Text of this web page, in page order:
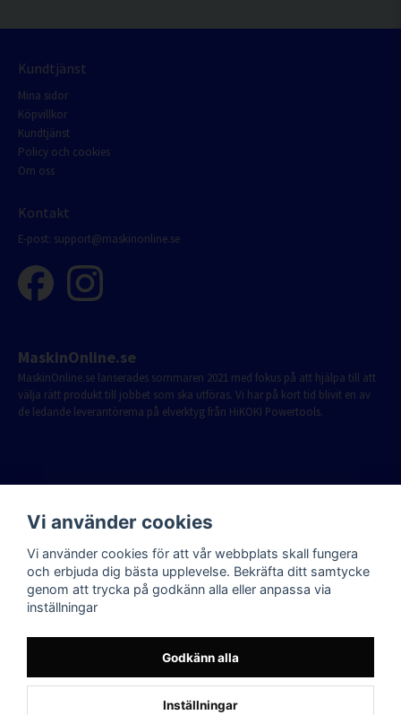
Kundtjänst
Mina sidor
Köpvillkor
Kundtjänst
Policy och cookies
Om oss
Kontakt
E-post: support@maskinonline.se
MaskinOnline.se
MaskinOnline.se lanserades sommaren 2021 med fokus på att hjälpa till att
välja rätt produkt till jobbet som ska utföras. Vi har på kort tid blivit en av
de ledande leverantörerna på elverktyg från HiKOKI Powertools.
Vi använder cookies
Vi använder cookies för att vår webbplats skall fungera
och erbjuda dig bästa upplevelse. Bekräfta ditt samtycke
genom att trycka på godkänn alla eller anpassa via
inställningar
Godkänn alla
Inställningar